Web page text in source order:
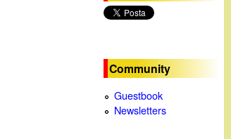
Community
Guestbook
Newsletters